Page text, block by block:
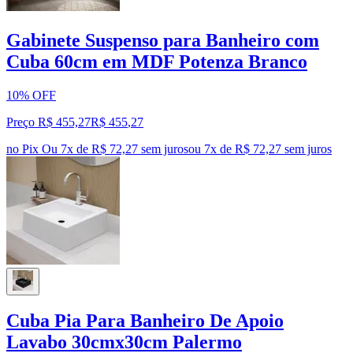
Gabinete Suspenso para Banheiro com
Cuba 60cm em MDF Potenza Branco
10% OFF
Preço R$ 455,27R$ 455,27
no Pix Ou 7x de R$ 72,27 sem jurosou 7x de R$ 72,27 sem juros
Cuba Pia Para Banheiro De Apoio
Lavabo 30cmx30cm Palermo